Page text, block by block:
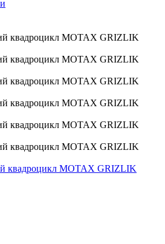
квадроцикл MOTAX GRIZLIK